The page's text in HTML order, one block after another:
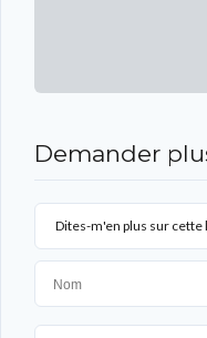
Demander
Dites-m'en plus sur cette